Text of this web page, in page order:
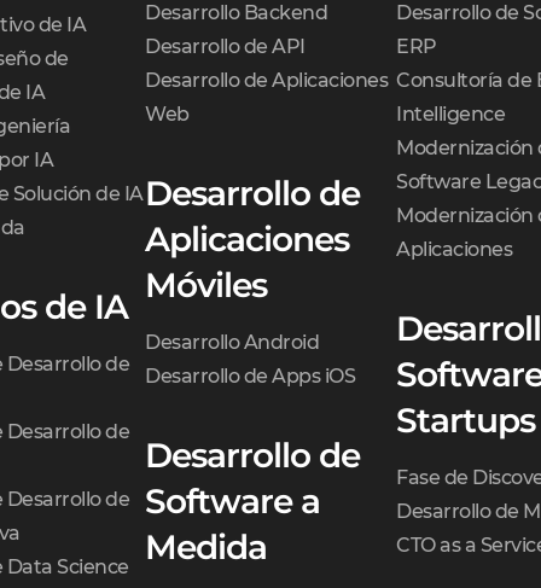
de IA
de
IA
IA
Solución de IA
de IA
Desarrollo de
Desarrollo de
Desarrollo de
Data Science
Desarrollo Backend
Desarrollo de API
Desarrollo de Aplicaciones
Web
Desarrollo de
Aplicaciones
Móviles
Desarrollo Android
Desarrollo de Apps iOS
Desarrollo de
Software a
Medida
Desarrollo de
ERP
Consultoría de
Intelligence
Modernización
Software
Modernización
Aplicaciones
Startups
Fase de
Desarrollo de
CTO as a